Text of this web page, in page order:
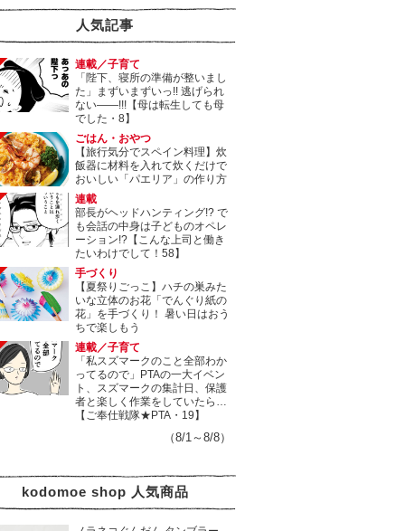
人気記事
連載／子育て
「陛下、寝所の準備が整いまし
た」まずいまずいっ!! 逃げられ
ない――!!!【母は転生しても母
でした・8】
ごはん・おやつ
【旅行気分でスペイン料理】炊
飯器に材料を入れて炊くだけで
おいしい「パエリア」の作り方
連載
部長がヘッドハンティング!? で
も会話の中身は子どものオペレ
ーション!?【こんな上司と働き
たいわけでして！58】
手づくり
【夏祭りごっこ】ハチの巣みた
いな立体のお花「でんぐり紙の
花」を手づくり！ 暑い日はおう
ちで楽しもう
連載／子育て
「私スズマークのこと全部わか
ってるので」PTAの一大イベン
ト、スズマークの集計日、保護
者と楽しく作業をしていたら…
【ご奉仕戦隊★PTA・19】
（8/1～8/8）
kodomoe shop 人気商品